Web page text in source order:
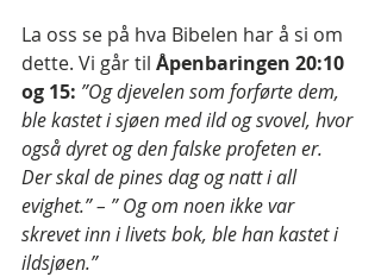
La oss se på hva Bibelen har å si om
dette. Vi går til Åpenbaringen 20:10
og 15: ”Og djevelen som forførte dem,
ble kastet i sjøen med ild og svovel, hvor
også dyret og den falske profeten er.
Der skal de pines dag og natt i all
evighet.” – ” Og om noen ikke var
skrevet inn i livets bok, ble han kastet i
ildsjøen.”